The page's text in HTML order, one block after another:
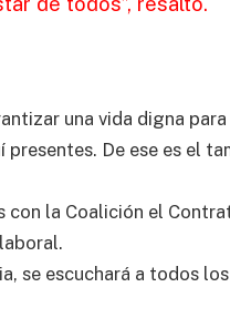
una vida digna
De ese es el
con la Coalición el
se escuchará a todos